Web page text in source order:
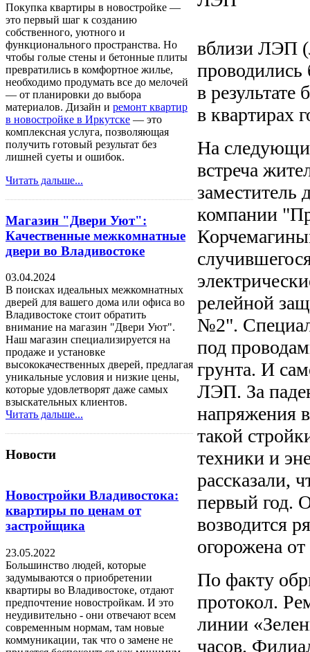
Покупка квартиры в новостройке —
это первый шаг к созданию
собственного, уютного и
функционального пространства. Но
чтобы голые стены и бетонные плиты
превратились в комфортное жилье,
необходимо продумать все до мелочей
— от планировки до выбора
материалов. Дизайн и ремонт квартир
в новостройке в Иркутске — это
комплексная услуга, позволяющая
получить готовый результат без
лишней суеты и ошибок.
Читать дальше...
Магазин "Двери Уют":
Качественные межкомнатные
двери во Владивостоке
03.04.2024
В поисках идеальных межкомнатных
дверей для вашего дома или офиса во
Владивостоке стоит обратить
внимание на магазин "Двери Уют".
Наш магазин специализируется на
продаже и установке
высококачественных дверей, предлагая
уникальные условия и низкие цены,
которые удовлетворят даже самых
взыскательных клиентов.
Читать дальше...
Новости
Новостройки Владивостока:
квартиры по ценам от
застройщика
23.05.2022
Большинство людей, которые
задумываются о приобретении
квартиры во Владивостоке, отдают
предпочтение новостройкам. И это
неудивительно - они отвечают всем
современным нормам, там новые
коммуникации, так что о замене не
вблизи ЛЭП
проводились
в
в квартирах
На
встреча
заместитель
компании
релейной
№2".
под
грунта. И
ЛЭП. За
напряжения
такой
техники и
рассказали,
первый год.
возводится
огорожена
По факту
протокол.
линии
часов.